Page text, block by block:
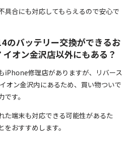
具合にも対応してもらえるので安心で
のバッテリー交換ができるお
オン金沢店以外にもある？
iPhone修理店がありますが、リバース
オン金沢内にあるため、買い物ついで
す。
た端末も対応できる可能性があるた
おすすめします。